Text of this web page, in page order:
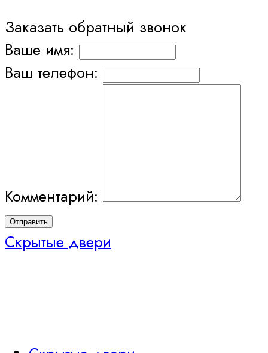
Заказать обратный звонок
Ваше имя:
Ваш телефон:
Комментарий:
Отправить
Скрытые двери